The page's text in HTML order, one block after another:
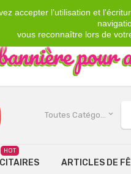
accepter l’utilisation et
vous reconnaître lors de
Toutes Catégories keyboard_arrow_down
HOT
ARTICLES DE